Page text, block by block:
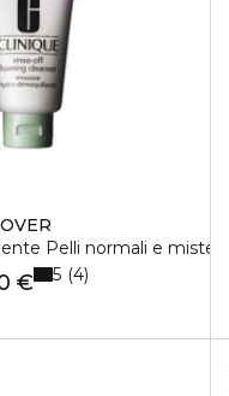
Pelli normali e miste
€ 5 4